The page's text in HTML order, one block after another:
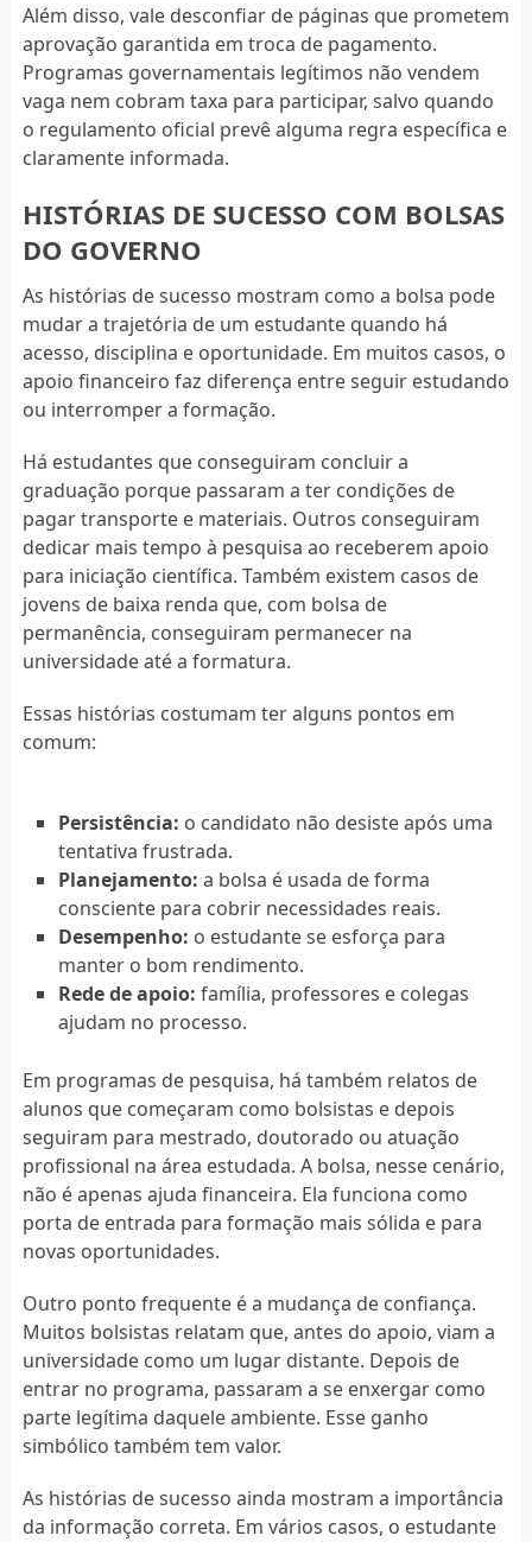
Além disso, vale desconfiar de páginas que prometem
aprovação garantida em troca de pagamento.
Programas governamentais legítimos não vendem
vaga nem cobram taxa para participar, salvo quando
o regulamento oficial prevê alguma regra específica e
claramente informada.
HISTÓRIAS DE SUCESSO COM BOLSAS
DO GOVERNO
As histórias de sucesso mostram como a bolsa pode
mudar a trajetória de um estudante quando há
acesso, disciplina e oportunidade. Em muitos casos, o
apoio financeiro faz diferença entre seguir estudando
ou interromper a formação.
Há estudantes que conseguiram concluir a
graduação porque passaram a ter condições de
pagar transporte e materiais. Outros conseguiram
dedicar mais tempo à pesquisa ao receberem apoio
para iniciação científica. Também existem casos de
jovens de baixa renda que, com bolsa de
permanência, conseguiram permanecer na
universidade até a formatura.
Essas histórias costumam ter alguns pontos em
comum:
Persistência: o candidato não desiste após uma
tentativa frustrada.
Planejamento: a bolsa é usada de forma
consciente para cobrir necessidades reais.
Desempenho: o estudante se esforça para
manter o bom rendimento.
Rede de apoio: família, professores e colegas
ajudam no processo.
Em programas de pesquisa, há também relatos de
alunos que começaram como bolsistas e depois
seguiram para mestrado, doutorado ou atuação
profissional na área estudada. A bolsa, nesse cenário,
não é apenas ajuda financeira. Ela funciona como
porta de entrada para formação mais sólida e para
novas oportunidades.
Outro ponto frequente é a mudança de confiança.
Muitos bolsistas relatam que, antes do apoio, viam a
universidade como um lugar distante. Depois de
entrar no programa, passaram a se enxergar como
parte legítima daquele ambiente. Esse ganho
simbólico também tem valor.
As histórias de sucesso ainda mostram a importância
da informação correta. Em vários casos, o estudante